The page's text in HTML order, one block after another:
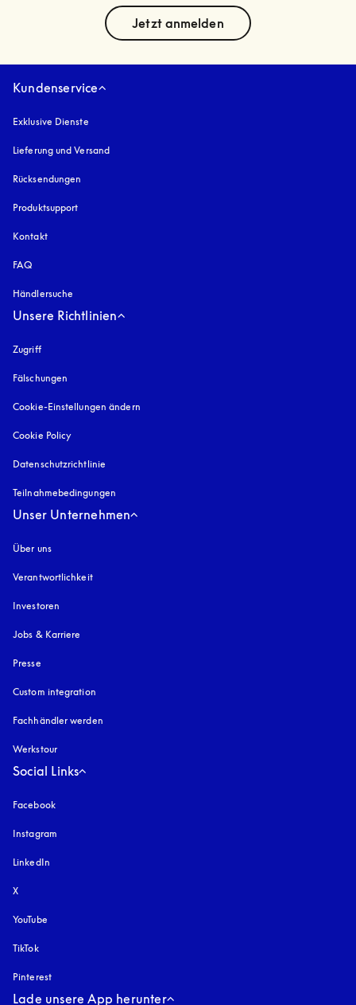
Jetzt anmelden
Kundenservice
Exklusive Dienste
Lieferung und Versand
Rücksendungen
Produktsupport
Kontakt
FAQ
Händlersuche
Unsere Richtlinien
Zugrifföffnet sich in einem neuen Tab
Fälschungen
Cookie-Einstellungen ändern
Cookie Policy
Datenschutzrichtlinie
Teilnahmebedingungen
Unser Unternehmen
Über uns
Verantwortlichkeit
Investoren
Jobs & Karriere
Presse
Custom integration
Fachhändler werden
Werkstour
Social Links
Facebook
Instagram
LinkedIn
X
YouTube
TikTok
Pinterest
Lade unsere App herunter